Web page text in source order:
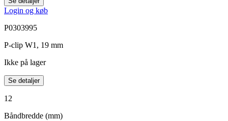
Login og køb
P0303995
P-clip W1, 19 mm
Ikke på lager
Se detaljer
12
Båndbredde (mm)